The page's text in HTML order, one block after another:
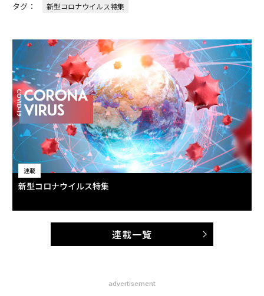
タグ： 新型コロナウイルス特集
連載
新型コロナウイルス特集
連載一覧
advertisement